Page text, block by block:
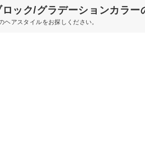
ック/グラデーションカラー
ヘアスタイルをお探しください。